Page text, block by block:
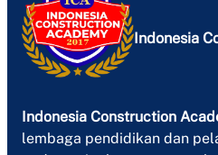
Indonesia
Indonesia Construction
lembaga pendidikan dan